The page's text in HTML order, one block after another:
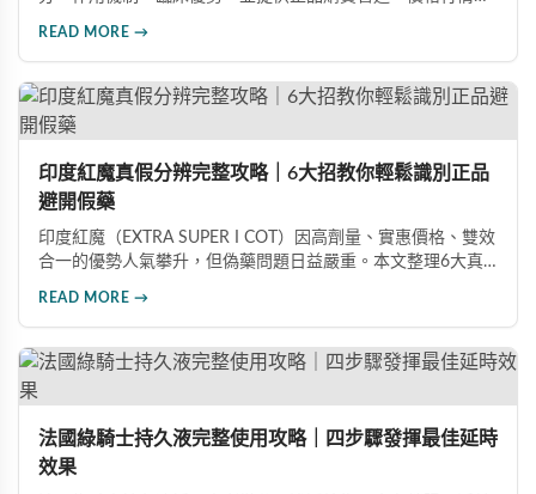
READ MORE →
印度紅魔真假分辨完整攻略｜6大招教你輕鬆識別正品
避開假藥
印度紅魔（EXTRA SUPER I COT）因高劑量、實惠價格、雙效
合一的優勢人氣攀升，但偽藥問題日益嚴重。本文整理6大真
READ MORE →
法國綠騎士持久液完整使用攻略｜四步驟發揮最佳延時
效果